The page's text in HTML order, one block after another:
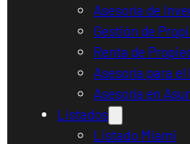
Asesoría de
Gestión de
Renta de
Asesoría para
Asesoría en
Listados
Listado Miami